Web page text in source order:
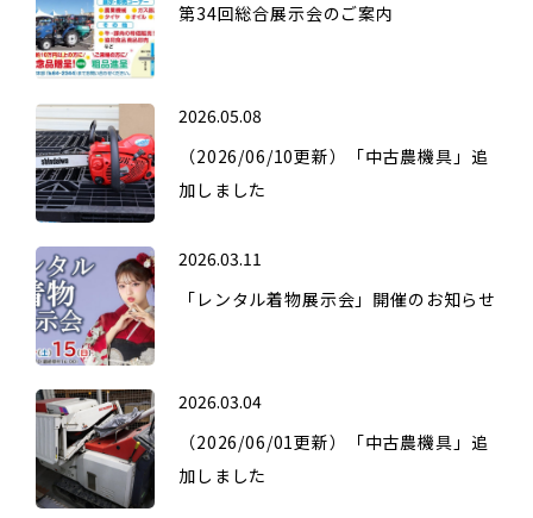
第34回総合展示会のご案内
2026.05.08
（2026/06/10更新）「中古農機具」追
加しました
2026.03.11
「レンタル着物展示会」開催のお知らせ
2026.03.04
（2026/06/01更新）「中古農機具」追
加しました